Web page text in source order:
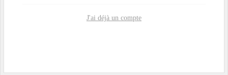
J'ai déjà un compte